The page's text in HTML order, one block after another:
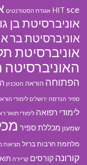
HIT sce אגודת הסטודנטים
אוניברסיטת בן
אוניברסיטת בר
אוניברסיטת
הפתוחה הוראה הטכניון
ספיר הנדסה ירושלים לימודי
לימודי רפואה לימודי תואר
שמעון מכללת ספיר
מלחמת חרבות ברזל מציאות
קורונה קורסים קריירה